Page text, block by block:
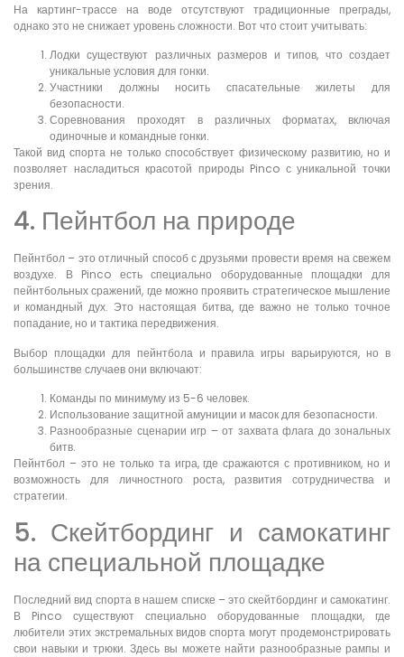
На картинг-трассе на воде отсутствуют традиционные преграды,
однако это не снижает уровень сложности. Вот что стоит учитывать:
Лодки существуют различных размеров и типов, что создает
уникальные условия для гонки.
Участники должны носить спасательные жилеты для
безопасности.
Соревнования проходят в различных форматах, включая
одиночные и командные гонки.
Такой вид спорта не только способствует физическому развитию, но и
позволяет насладиться красотой природы Pinco с уникальной точки
зрения.
4. Пейнтбол на природе
Пейнтбол – это отличный способ с друзьями провести время на свежем
воздухе. В Pinco есть специально оборудованные площадки для
пейнтбольных сражений, где можно проявить стратегическое мышление
и командный дух. Это настоящая битва, где важно не только точное
попадание, но и тактика передвижения.
Выбор площадки для пейнтбола и правила игры варьируются, но в
большинстве случаев они включают:
Команды по минимуму из 5-6 человек.
Использование защитной амуниции и масок для безопасности.
Разнообразные сценарии игр – от захвата флага до зональных
битв.
Пейнтбол – это не только та игра, где сражаются с противником, но и
возможность для личностного роста, развития сотрудничества и
стратегии.
5. Скейтбординг и самокатинг
на специальной площадке
Последний вид спорта в нашем списке – это скейтбординг и самокатинг.
В Pinco существуют специально оборудованные площадки, где
любители этих экстремальных видов спорта могут продемонстрировать
свои навыки и трюки. Здесь вы можете найти разнообразные рампы и